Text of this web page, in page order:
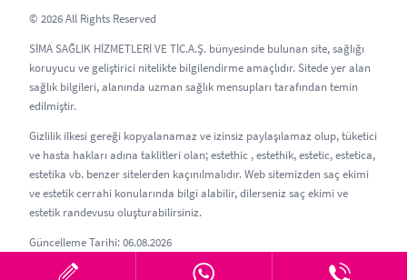
© 2026 All Rights Reserved
SİMA SAĞLIK HİZMETLERİ VE TİC.A.Ş. bünyesinde bulunan site, sağlığı
koruyucu ve geliştirici nitelikte bilgilendirme amaçlıdır. Sitede yer alan
sağlık bilgileri, alanında uzman sağlık mensupları tarafından temin
edilmiştir.
Gizlilik ilkesi gereği kopyalanamaz ve izinsiz paylaşılamaz olup, tüketici
ve hasta hakları adına taklitleri olan; estethic , estethik, estetic, estetica,
estetika vb. benzer sitelerden kaçınılmalıdır. Web sitemizden saç ekimi
ve estetik cerrahi konularında bilgi alabilir, dilerseniz saç ekimi ve
estetik randevusu oluşturabilirsiniz.
Güncelleme Tarihi: 06.08.2026